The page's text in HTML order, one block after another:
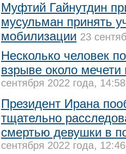
Муфтий Гайнутдин
мусульман принять
мобилизации 23
Несколько человек
взрыве около мечети
сентября 2022 года, 14:58
Президент Ирана
тщательно
смертью девушки в
сентября 2022 года, 12:46